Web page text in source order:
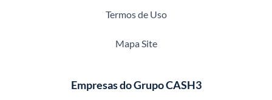
Termos de Uso
Mapa Site
Empresas do Grupo CASH3